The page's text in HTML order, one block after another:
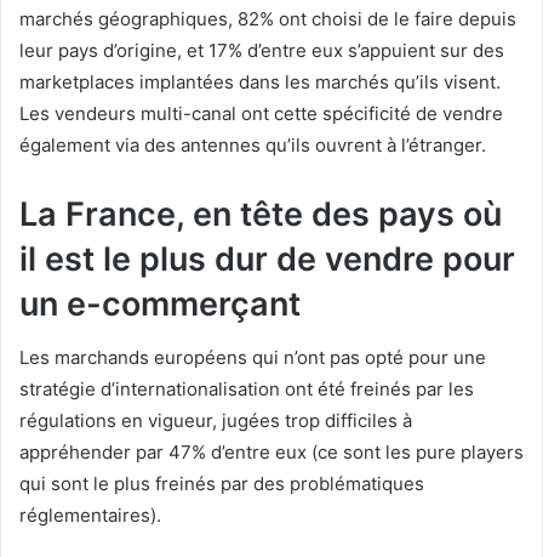
marchés géographiques, 82% ont choisi de le faire depuis
leur pays d’origine, et 17% d’entre eux s’appuient sur des
marketplaces implantées dans les marchés qu’ils visent.
Les vendeurs multi-canal ont cette spécificité de vendre
également via des antennes qu’ils ouvrent à l’étranger.
La France, en tête des pays où
il est le plus dur de vendre pour
un e-commerçant
Les marchands européens qui n’ont pas opté pour une
stratégie d’internationalisation ont été freinés par les
régulations en vigueur, jugées trop difficiles à
appréhender par 47% d’entre eux (ce sont les pure players
qui sont le plus freinés par des problématiques
réglementaires).